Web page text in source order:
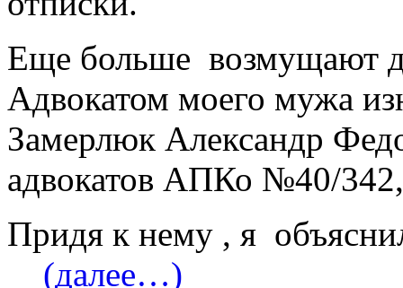
Еще больше возмущают
Адвокатом моего мужа
Замерлюк Александр
адвокатов АПКо №40/
Придя к нему , я
(далее…)